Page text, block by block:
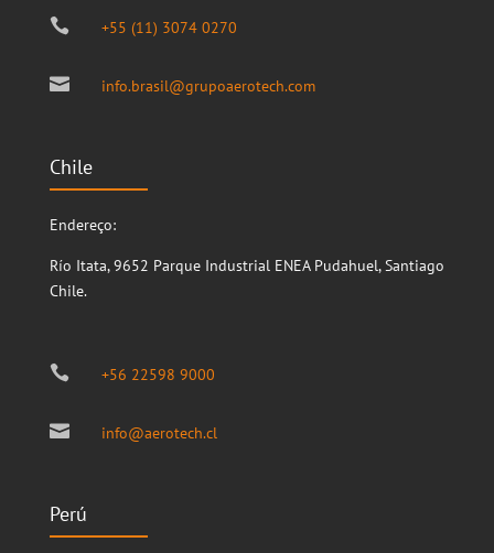
 +55 (11) 3074 0270
 info.brasil@grupoaerotech.com
Chile
Endereço:
Río Itata, 9652 Parque Industrial ENEA Pudahuel, Santiago
Chile.
 +56 22598 9000
 info@aerotech.cl
Perú